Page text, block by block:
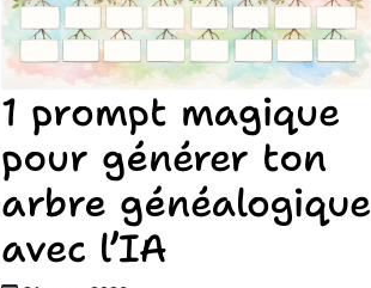
1 prompt magique
pour générer ton
arbre généalogique
avec l’IA